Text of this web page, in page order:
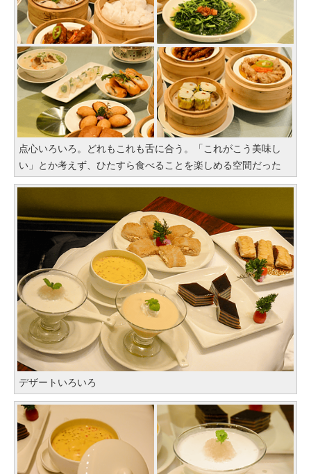
点心いろいろ。どれもこれも舌に合う。「これがこう美味し
い」とか考えず、ひたすら食べることを楽しめる空間だった
デザートいろいろ